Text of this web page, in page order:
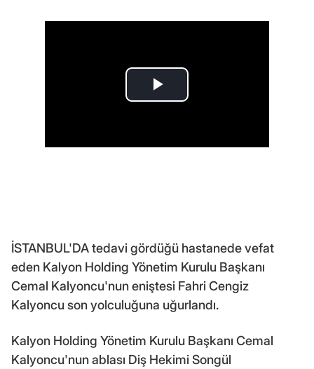
İSTANBUL'DA tedavi gördüğü hastanede vefat
eden Kalyon Holding Yönetim Kurulu Başkanı
Cemal Kalyoncu'nun eniştesi Fahri Cengiz
Kalyoncu son yolculuğuna uğurlandı.
Kalyon Holding Yönetim Kurulu Başkanı Cemal
Kalyoncu'nun ablası Diş Hekimi Songül